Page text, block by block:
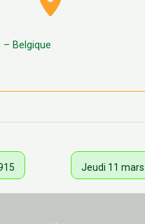
Belgique
Jeudi 11